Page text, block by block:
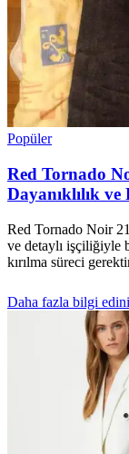
Popüler
Red Tornado
Dayanıklılık
Red Tornado Noir
ve detaylı işçiliğiyle
kırılma süreci
Daha fazla bilgi